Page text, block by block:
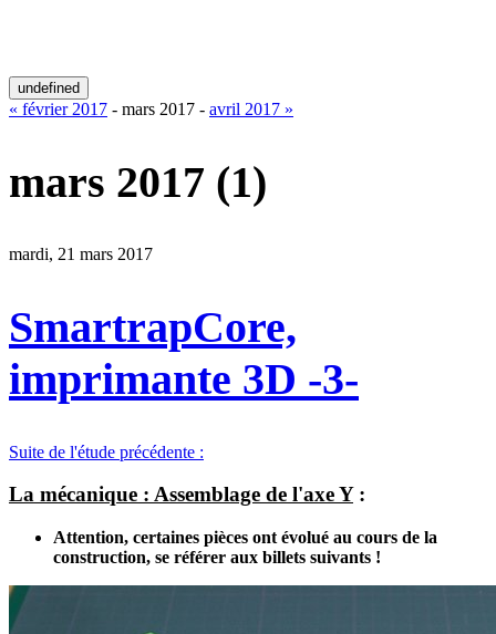
undefined
« février 2017 - mars 2017 - avril 2017 »
mars 2017 (1)
mardi, 21 mars 2017
SmartrapCore,
imprimante 3D -3-
Suite de l'étude précédente :
La mécanique : Assemblage de l'axe Y:
Attention, certaines pièces ont évolué au cours de la
construction, se référer aux billets suivants !